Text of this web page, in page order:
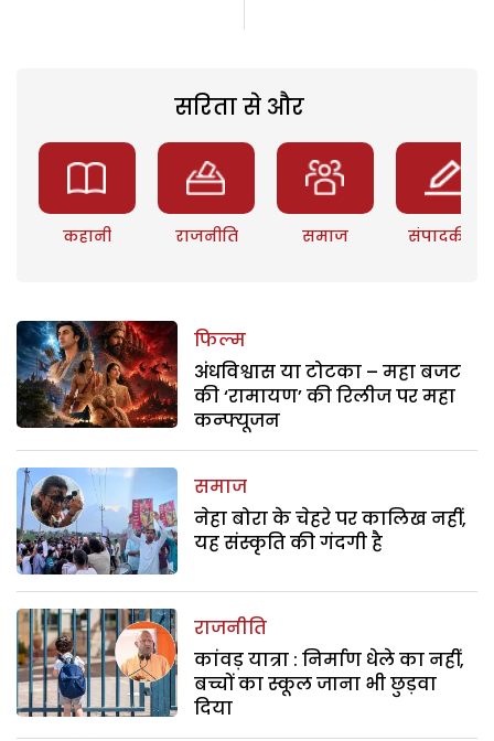
सरिता से और
कहानी राजनीति समाज संपादकीय
फिल्म
अंधविश्वास या टोटका – महा बजट
की ‘रामायण’ की रिलीज पर महा
कन्फ्यूजन
समाज
नेहा बोरा के चेहरे पर कालिख नहीं,
यह संस्कृति की गंदगी है
राजनीति
कांवड़ यात्रा : निर्माण धेले का नहीं,
बच्चों का स्कूल जाना भी छुड़वा
दिया